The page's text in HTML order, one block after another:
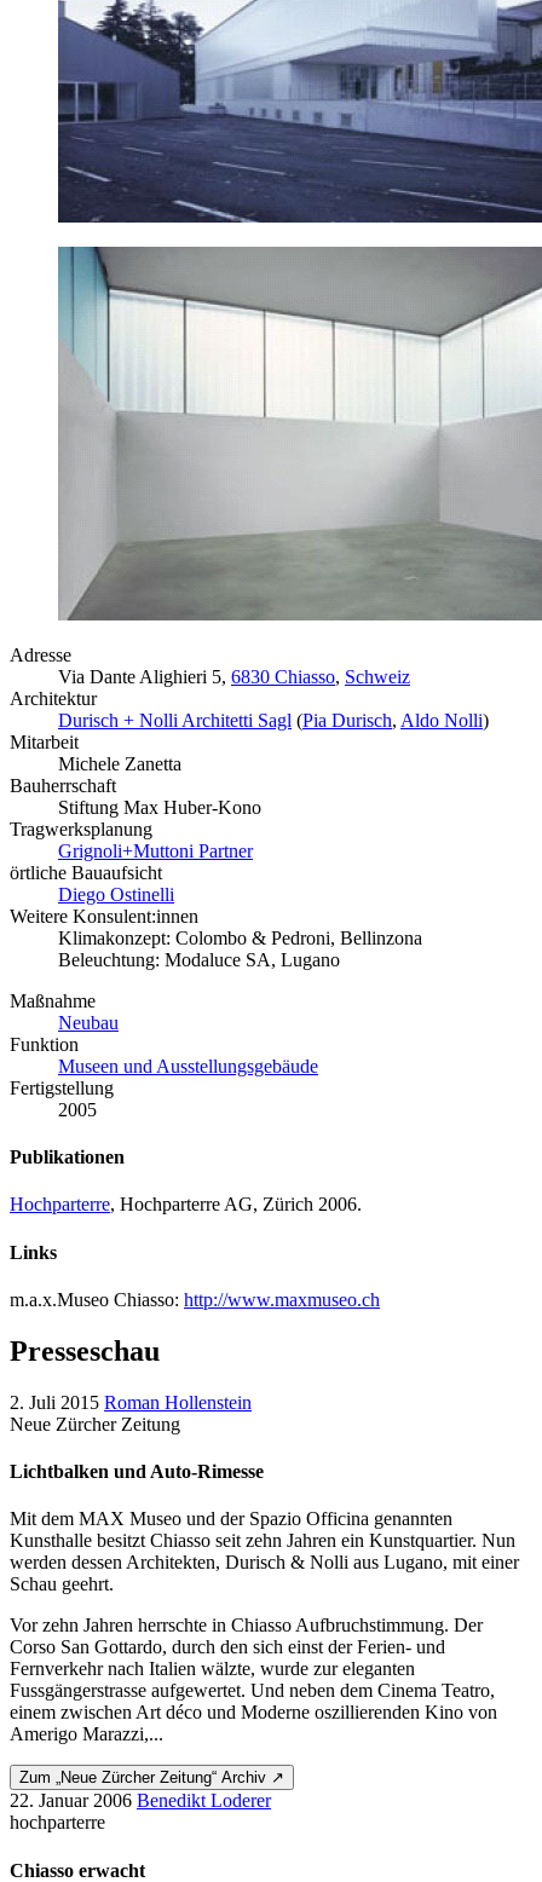
Adresse
Via Dante Alighieri 5, 6830 Chiasso, Schweiz
Architektur
Durisch + Nolli Architetti Sagl (Pia Durisch, Aldo Nolli)
Mitarbeit
Michele Zanetta
Bauherrschaft
Stiftung Max Huber-Kono
Tragwerksplanung
Grignoli+Muttoni Partner
örtliche Bauaufsicht
Diego Ostinelli
Weitere Konsulent:innen
Klimakonzept: Colombo & Pedroni, Bellinzona
Beleuchtung: Modaluce SA, Lugano
Maßnahme
Neubau
Funktion
Museen und Ausstellungsgebäude
Fertigstellung
2005
Publikationen
Hochparterre, Hochparterre AG, Zürich 2006.
Links
m.a.x.Museo Chiasso: http://www.maxmuseo.ch
Presseschau
2. Juli 2015 Roman Hollenstein
Neue Zürcher Zeitung
Lichtbalken und Auto-Rimesse
Mit dem MAX Museo und der Spazio Officina genannten
Kunsthalle besitzt Chiasso seit zehn Jahren ein Kunstquartier. Nun
werden dessen Architekten, Durisch & Nolli aus Lugano, mit einer
Schau geehrt.
Vor zehn Jahren herrschte in Chiasso Aufbruchstimmung. Der
Corso San Gottardo, durch den sich einst der Ferien- und
Fernverkehr nach Italien wälzte, wurde zur eleganten
Fussgängerstrasse aufgewertet. Und neben dem Cinema Teatro,
einem zwischen Art déco und Moderne oszillierenden Kino von
Amerigo Marazzi,...
Zum „Neue Zürcher Zeitung“ Archiv ↗
22. Januar 2006 Benedikt Loderer
hochparterre
Chiasso erwacht